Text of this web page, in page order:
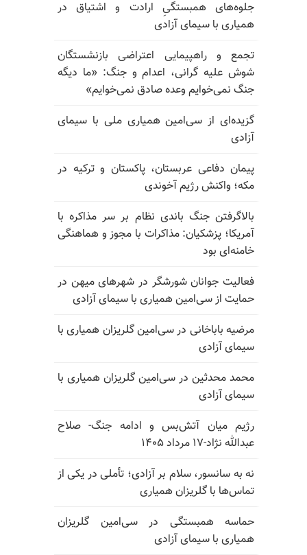
جلوه‌های همبستگیِ ارادت و اشتیاق در
همیاری با سیمای آزادی
تجمع و راهپیمایی اعتراضی بازنشستگان
شوش علیه گرانی، اعدام و جنگ: «ما دیگه
جنگ نمی‌خوایم وعده صادق نمی‌خوایم»
گزیده‌ای از سی‌امین همیاری ملی با سیمای
آزادی
پیمان دفاعی عربستان، پاکستان و ترکیه در
مکه؛ واکنش رژیم آخوندی
بالا‌گرفتن جنگ باندی نظام بر سر مذاکره با
آمریکا؛ پزشکیان: مذاکرات با مجوز و هماهنگی
خامنه‌ای بود
فعالیت جوانان شورشگر در شهرهای میهن در
حمایت از سی‌امین همیاری با سیمای آزادی
مرضیه باباخانی در سی‌امین گلریزان همیاری با
سیمای آزادی
محمد محدثین در سی‌امین گلریزان همیاری با
سیمای آزادی
رژیم میان آتش‌بس و ادامه جنگ- صلاح
عبدالله نژاد-۱۷ مرداد ۱۴۰۵
نه به سانسور، سلام بر آزادی؛ تأملی در یکی از
تماس‌ها با گلریزان همیاری
حماسه همبستگی در سی‌امین گلریزان
همیاری با سیمای آزادی